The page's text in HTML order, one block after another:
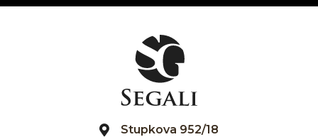
Stupkova 952/18